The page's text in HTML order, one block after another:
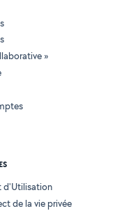
»
d'Utilisation
de la vie privée